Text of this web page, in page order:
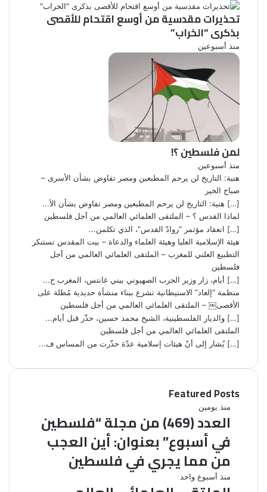
تحذيرات مقدسية من أوسع اقتحام للأقصى
بذكرى “الخراب”
منذ أسبوعين
لمن فلسطين ؟!
منذ أسبوعين
هنية: التاريخ لن يرحم المطبعين ومصر تفاوض بشأن الأسرى –
صباح الخير
[…] هنية: التاريخ لن يرحم المطبعين ومصر تفاوض بشأن الأ...
لماذا القدس ؟ – الملتقى العلمائي العالمي من أجل فلسطين
[…] انعقاد مؤتمر “روادّ القدس”، الذي تكلمن...
هيئة الإسلامية العليا وهيئة العلماء والدعاة – بيت المقدس تستنكر
التطبيع العلني للمغرب – الملتقى العلمائي العالمي من أجل
فلسطين
[…] أيام، زار وزير الحرب الصهيوني بيني غانتس، المغرب ح...
منظمة “إلعاد” الاستيطانية تشرع ببناء منشأة حديدية مُطلة على
الأقصى￼ – الملتقى العلمائي العالمي من أجل فلسطين
[…] والديار الفلسطينية، الشيخ محمد حسين، حذّر قبل أيام...
الملتقى العلمائي العالمي من أجل فلسطين
[…] يُشار إلى أنّ هيئات إسلامية عدّة حذّرت من المساس ف...
Featured Posts
ا
ل
د
د
4
منذ يومين
العدد (469) من مجلة “فلسطين
في أسبوع” بعنوان: أين العجب
من مما يجري في فلسطين
ا
ل
منذ أسبوع واحد